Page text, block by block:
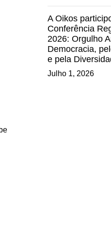
A Oikos
Conferência
2026: Orgulho
Democracia,
e pela
Julho 1, 2026